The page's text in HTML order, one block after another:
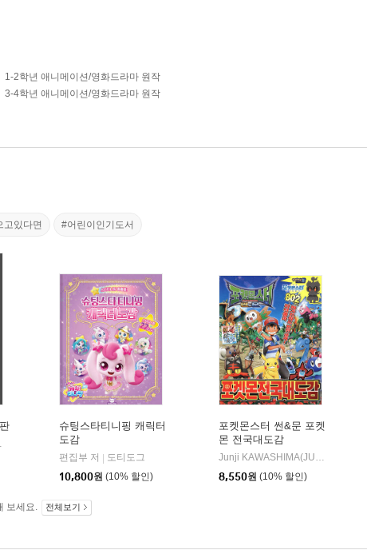
1-2학년 애니메이션/영화드라마 원작
3-4학년 애니메이션/영화드라마 원작
고있다면 #어린이인기도서
(단행)(대원키즈)
선희 역
대원씨아이(단행)(대원키즈)
슈팅스타티니핑 캐릭터
도감
편집부 저
도티도그
10,800원 (10% 할인)
포켓몬스터 썬&문 포켓
몬 전국대도감
Junji KAWASHIMA(JUHACHI VAN PLANNIG) 구성/Koji HAYASHIDA(CORNFLAKES) 디자인
8,550원 (10% 할인)
보세요. 전체보기